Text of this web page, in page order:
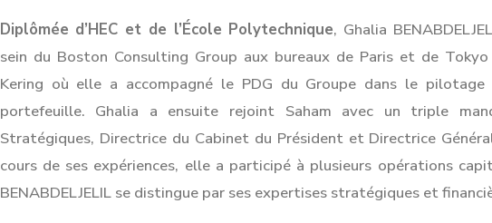
Diplômée d’HEC et de l’École Polytechnique, Ghalia
sein du Boston Consulting Group aux bureaux de Paris et de
Kering où elle a accompagné le PDG du Groupe dans le
portefeuille. Ghalia a ensuite rejoint Saham avec un triple
Stratégiques, Directrice du Cabinet du Président et Directrice
cours de ses expériences, elle a participé à plusieurs opérations
BENABDELJELIL se distingue par ses expertises stratégiques et